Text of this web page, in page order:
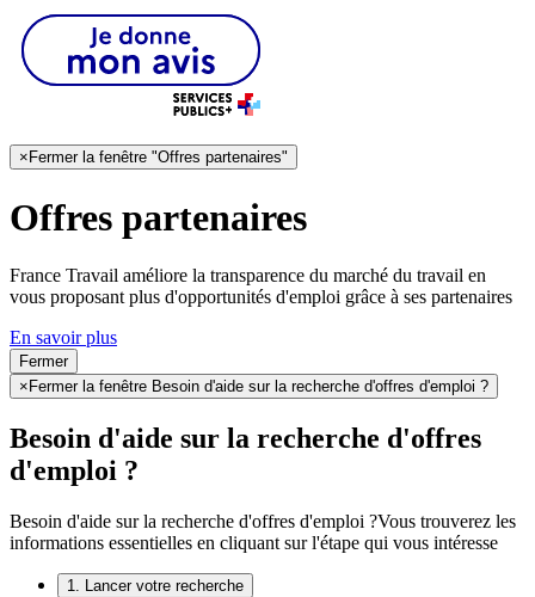
× Fermer la fenêtre "Offres partenaires"
Offres partenaires
France Travail améliore la transparence du marché du travail en
vous proposant plus d'opportunités d'emploi grâce à ses partenaires
En savoir plus
Fermer
× Fermer la fenêtre Besoin d'aide sur la recherche d'offres d'emploi ?
Besoin d'aide sur la recherche d'offres
d'emploi ?
Besoin d'aide sur la recherche d'offres d'emploi ?Vous trouverez les
informations essentielles en cliquant sur l'étape qui vous intéresse
1. Lancer votre recherche